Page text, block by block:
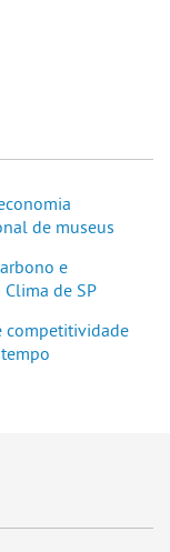
de museus
e
de SP
competitividade